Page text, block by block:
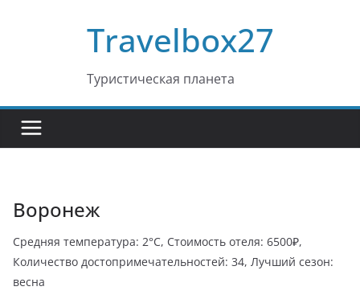
Travelbox27
Туристическая планета
Воронеж
Средняя температура: 2°C, Стоимость отеля: 6500₽,
Количество достопримечательностей: 34, Лучший сезон:
весна